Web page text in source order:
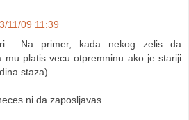
3/11/09 11:39
Na primer, kada nekog zelis da
mu platis vecu otpremninu ako je stariji
staza).
ni da zaposljavas.